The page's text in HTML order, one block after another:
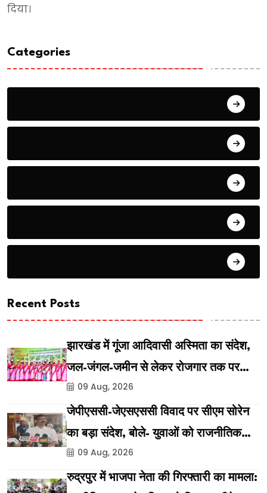
दिया।
Categories
Recent Posts
झारखंड में गूंजा आदिवासी अस्मिता का संदेश,
जल-जंगल-जमीन से लेकर रोजगार तक पर
मंथन09 Aug, 2026
जेपीएससी-जेएसएससी विवाद पर सीएम सोरेन
का बड़ा संदेश, बोले- युवाओं को राजनीतिक
संरक्षण नहीं, मिलेगा न्याय
09 Aug, 2026
रुद्रपुर में भाजपा नेता की गिरफ्तारी का मामला: